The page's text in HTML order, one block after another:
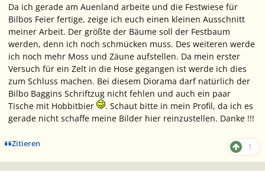
Da ich gerade am Auenland arbeite und die Festwiese für
Bilbos Feier fertige, zeige ich euch einen kleinen Ausschnitt
meiner Arbeit. Der größte der Bäume soll der Festbaum
werden, denn ich noch schmücken muss. Des weiteren werde
ich noch mehr Moss und Zäune aufstellen. Da mein erster
Versuch für ein Zelt in die Hose gegangen ist werde ich dies
zum Schluss machen. Bei diesem Diorama darf natürlich der
Bilbo Baggins Schriftzug nicht fehlen und auch ein paar
Tische mit Hobbitbier
. Schaut bitte in mein Profil, da ich es
gerade nicht schaffe meine Bilder hier reinzustellen. Danke !!!
Zitieren 1